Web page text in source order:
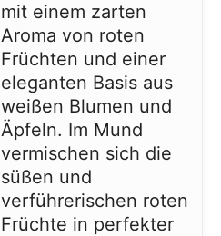
mit einem zarten
Aroma von roten
Früchten und einer
eleganten Basis aus
weißen Blumen und
Äpfeln. Im Mund
vermischen sich die
süßen und
verführerischen roten
Früchte in perfekter